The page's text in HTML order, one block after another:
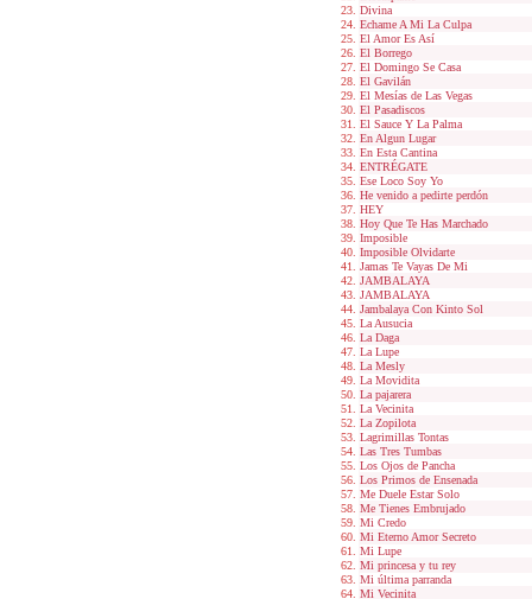
Divina
Echame A Mi La Culpa
El Amor Es Así
El Borrego
El Domingo Se Casa
El Gavilán
El Mesías de Las Vegas
El Pasadiscos
El Sauce Y La Palma
En Algun Lugar
En Esta Cantina
ENTRÉGATE
Ese Loco Soy Yo
He venido a pedirte perdón
HEY
Hoy Que Te Has Marchado
Imposible
Imposible Olvidarte
Jamas Te Vayas De Mi
JAMBALAYA
JAMBALAYA
Jambalaya Con Kinto Sol
La Ausucia
La Daga
La Lupe
La Mesly
La Movidita
La pajarera
La Vecinita
La Zopilota
Lagrimillas Tontas
Las Tres Tumbas
Los Ojos de Pancha
Los Primos de Ensenada
Me Duele Estar Solo
Me Tienes Embrujado
Mi Credo
Mi Eterno Amor Secreto
Mi Lupe
Mi princesa y tu rey
Mi última parranda
Mi Vecinita